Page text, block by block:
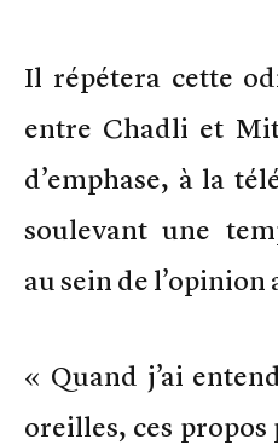
Il répétera cette
entre Chadli et
d’emphase, à la
soulevant une
au sein de
« Quand j’ai
oreilles, ces